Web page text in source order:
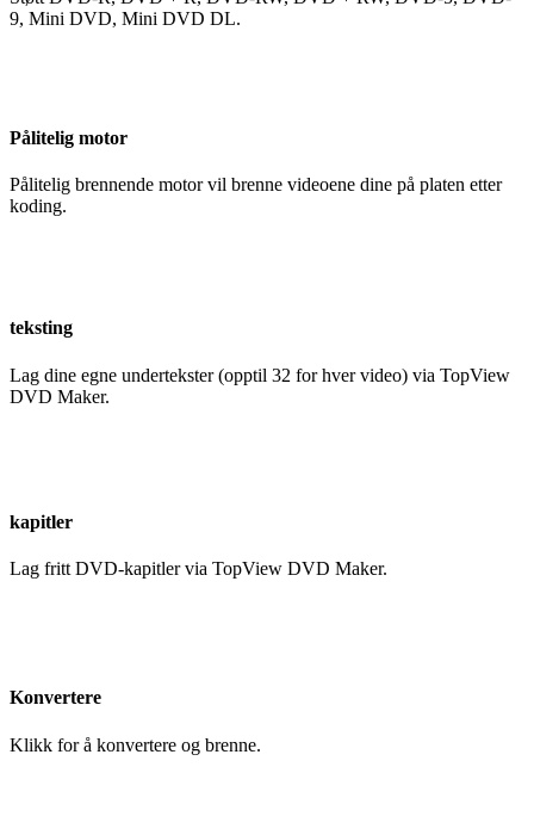
9, Mini DVD, Mini DVD DL.
Pålitelig motor
Pålitelig brennende motor vil brenne videoene dine på platen etter
koding.
teksting
Lag dine egne undertekster (opptil 32 for hver video) via TopView
DVD Maker.
kapitler
Lag fritt DVD-kapitler via TopView DVD Maker.
Konvertere
Klikk for å konvertere og brenne.